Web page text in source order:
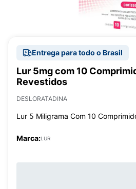
Entrega para todo o Brasil
Lur 5mg com 10
Revestidos
DESLORATADINA
Lur 5 Miligrama Com 10
Marca:LUR